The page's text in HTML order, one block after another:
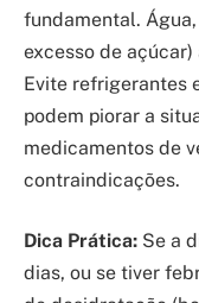
fundamental.
excesso de açúcar)
Evite refrigerantes
podem piorar a
medicamentos de
contraindicações.
Dica Prática: Se a
dias, ou se tiver